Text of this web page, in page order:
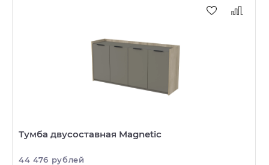
Тумба двусоставная Magnetic
44 476 рублей